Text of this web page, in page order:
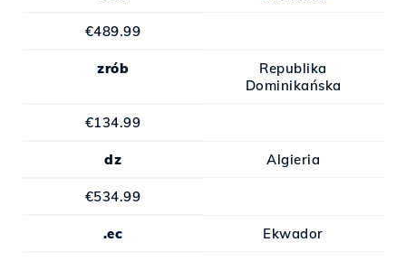
€489.99
zrób
Republika
Dominikańska
€134.99
dz Algieria
€534.99
.ec Ekwador